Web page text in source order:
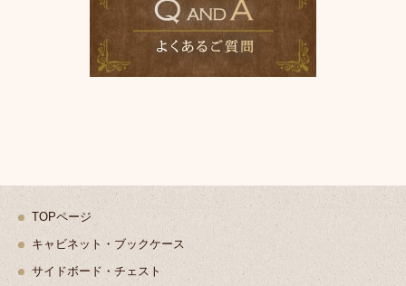
TOPページ
キャビネット・ブックケース
サイドボード・チェスト